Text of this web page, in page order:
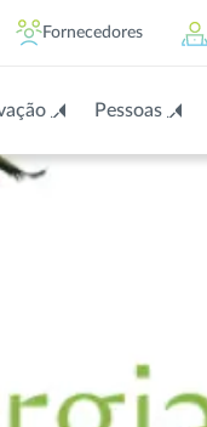
Fornecedores
Pessoas